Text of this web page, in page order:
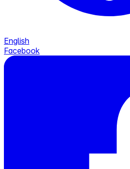
English
Facebook